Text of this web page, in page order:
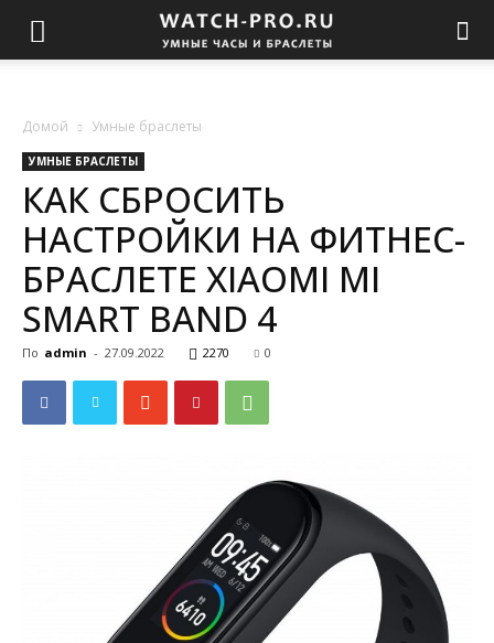
Домой Умные браслеты
УМНЫЕ БРАСЛЕТЫ
КАК СБРОСИТЬ
НАСТРОЙКИ НА ФИТНЕС-
БРАСЛЕТЕ XIAOMI MI
SMART BAND 4
По admin - 27.09.2022 2270 0